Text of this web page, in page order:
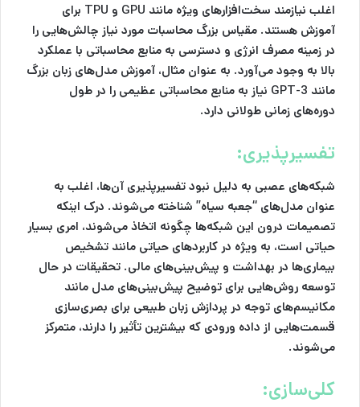
اغلب نیازمند سخت‌افزارهای ویژه مانند GPU و TPU برای
آموزش هستند. مقیاس بزرگ محاسبات مورد نیاز چالش‌هایی را
در زمینه مصرف انرژی و دسترسی به منابع محاسباتی با عملکرد
بالا به وجود می‌آورد. به عنوان مثال، آموزش مدل‌های زبان بزرگ
مانند GPT-3 نیاز به منابع محاسباتی عظیمی را در طول
دوره‌های زمانی طولانی دارد.
تفسیرپذیری:
شبکه‌های عصبی به دلیل نبود تفسیرپذیری آن‌ها، اغلب به
عنوان مدل‌های “جعبه سیاه” شناخته می‌شوند. درک اینکه
تصمیمات درون این شبکه‌ها چگونه اتخاذ می‌شوند، امری بسیار
حیاتی است، به ویژه در کاربردهای حیاتی مانند تشخیص
بیماری‌ها در بهداشت و پیش‌بینی‌های مالی. تحقیقات در حال
توسعه روش‌هایی برای توضیح پیش‌بینی‌های مدل مانند
مکانیسم‌های توجه در پردازش زبان طبیعی برای بصری‌سازی
قسمت‌هایی از داده ورودی که بیشترین تأثیر را دارند، متمرکز
می‌شوند.
کلی‌سازی: